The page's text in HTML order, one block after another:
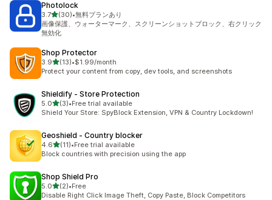
Photolock
3.75つ星中
(30)
合計レビュー数：30件
•無料プランあり
画像保護、ウォーターマーク、スクリーンショットブロック、右クリック
無効化
Shop Protector
3.95つ星中
(13)
合計レビュー数：13件
•$1.99/month
Protect your content from copy, dev tools, and screenshots
Shieldify ‑ Store Protection
5.05つ星中
(3)
合計レビュー数：3件
•Free trial available
Shield Your Store: SpyBlock Extension, VPN & Country Lockdown!
Geoshield ‑ Country blocker
4.65つ星中
(11)
合計レビュー数：11件
•Free trial available
Block countries with precision using the app
Shop Shield Pro
5.05つ星中
(2)
合計レビュー数：2件
•Free
Disable Right Click Image Theft, Copy Paste, Block Competitors